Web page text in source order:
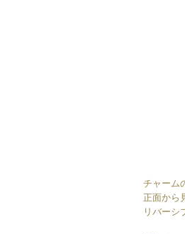
チャーム
正面から
リバーシ